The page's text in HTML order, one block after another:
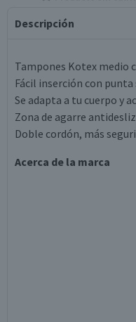
Descripción
Tampones Kotex medio
Fácil inserción con punta
Se adapta a tu cuerpo y
Zona de agarre
Doble cordón, más
Acerca de la marca